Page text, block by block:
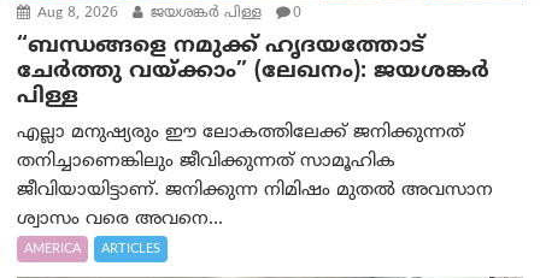
Aug 8, 2026 ജയശങ്കര്‍ പിള്ള 0
“ബന്ധങ്ങളെ നമുക്ക് ഹൃദയത്തോട്
ചേർത്തു വയ്ക്കാം” (ലേഖനം): ജയശങ്കര്‍
പിള്ള
എല്ലാ മനുഷ്യരും ഈ ലോകത്തിലേക്ക് ജനിക്കുന്നത്
തനിച്ചാണെങ്കിലും ജീവിക്കുന്നത് സാമൂഹിക
ജീവിയായിട്ടാണ്. ജനിക്കുന്ന നിമിഷം മുതൽ അവസാന
ശ്വാസം വരെ അവനെ...
AMERICA ARTICLES